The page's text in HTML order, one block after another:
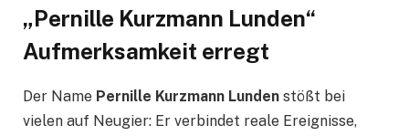
„Pernille Kurzmann Lunden“
Aufmerksamkeit erregt
Der Name Pernille Kurzmann Lunden stößt bei
vielen auf Neugier: Er verbindet reale Ereignisse,